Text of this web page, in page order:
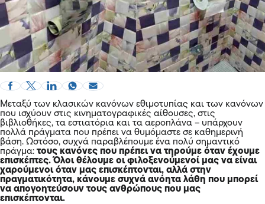
Μεταξύ των κλασικών κανόνων εθιμοτυπίας και των κανόνων
που ισχύουν στις κινηματογραφικές αίθουσες, στις
βιβλιοθήκες, τα εστιατόρια και τα αεροπλάνα – υπάρχουν
πολλά πράγματα που πρέπει να θυμόμαστε σε καθημερινή
βάση. Ωστόσο, συχνά παραβλέπουμε ένα πολύ σημαντικό
πράγμα: τους κανόνες που πρέπει να τηρούμε όταν έχουμε
επισκέπτες. Όλοι θέλουμε οι φιλοξενούμενοί μας να είναι
χαρούμενοι όταν μας επισκέπτονται, αλλά στην
πραγματικότητα, κάνουμε συχνά ανόητα λάθη που μπορεί
να απογοητεύσουν τους ανθρώπους που μας
επισκέπτονται.